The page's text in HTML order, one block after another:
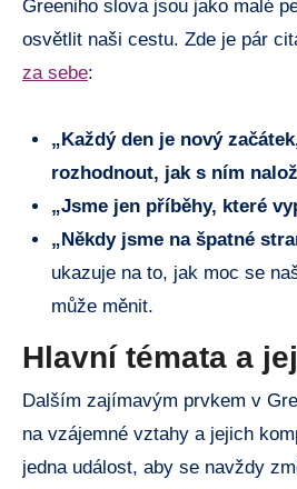
Greeniho slova jsou jako malé
osvětlit naši cestu. Zde je pár
za sebe:
„Každý den je nový
rozhodnout, jak s ním
„Jsme jen příběhy, které
„Někdy jsme na špatné
ukazuje na to, jak moc se
může měnit.
Hlavní témata a
Dalším zajímavým prvkem v
na vzájemné vztahy a jejich
jedna událost, aby se navždy